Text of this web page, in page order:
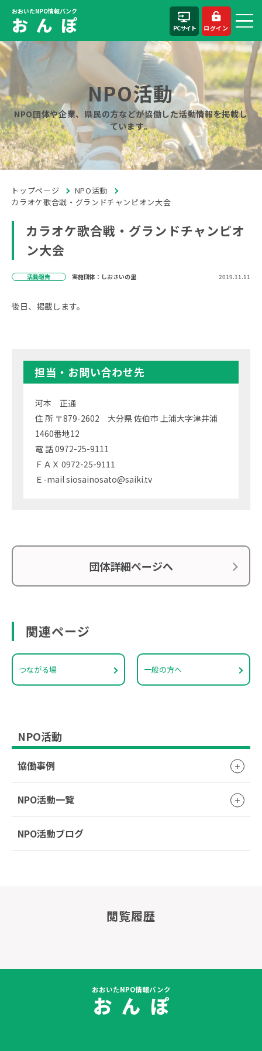
おおいたNPO情報バンク
お ん ぽ PCサイト ログイン
NPO活動
NPO団体や企業、県民の方などが協働した活動情報を掲載し
ています。
トップページ
NPO活動
カラオケ歌合戦・グランドチャンピオン大会
カラオケ歌合戦・グランドチャンピオ
ン大会
活動報告 実施団体：しおさいの里 2019.11.11
後日、掲載します。
担当・お問い合わせ先
河本 正通
住 所 〒879-2602 大分県 佐伯市 上浦大字津井浦
1460番地12
電 話 0972-25-9111
ＦＡＸ 0972-25-9111
Ｅ-mail siosainosato@saiki.tv
団体詳細ページへ
関連ページ
つながる場 一般の方へ
NPO活動
協働事例
NPO活動一覧
NPO活動ブログ
閲覧履歴
おおいたNPO情報バンク
お ん ぽ